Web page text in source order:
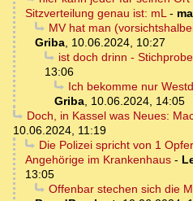
Sitzverteilung genau ist: mL-
MV hat man
Griba, 10.06.2024, 10:27
ist doch drinn -
13:06
Ich bekomme nur
Griba, 10.06.2024, 14:05
Doch, in Kassel was Neues:
10.06.2024, 11:19
Die Polizei spricht von 1
Angehörige im Krankenhaus -
13:05
Offenbar stechen sich die